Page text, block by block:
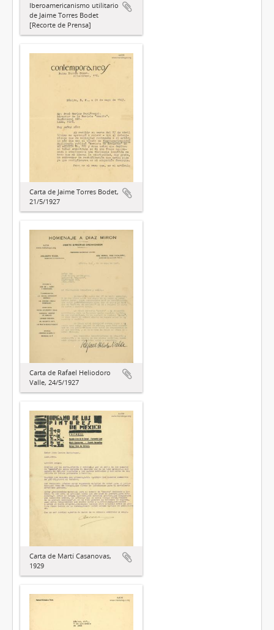
Iberoamericanismo utilitario
de Jaime Torres Bodet
[Recorte de Prensa]
Carta de Jaime Torres Bodet,
21/5/1927
Carta de Rafael Heliodoro
Valle, 24/5/1927
Carta de Martí Casanovas,
1929